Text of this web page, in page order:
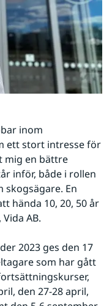
inom
ett stort intresse för
mig en bättre
inför, både i rollen
skogsägare. En
hända 10, 20, 50 år
AB.
2023 ges den 17
som har gått
den 27-28 april,